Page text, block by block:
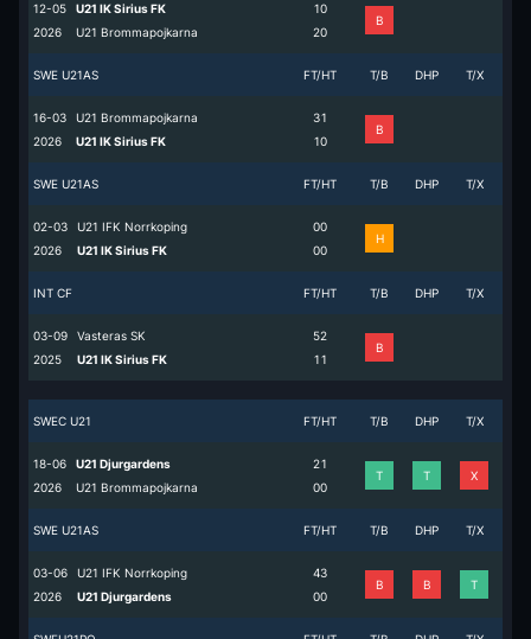
12-05
2026
U21 IK Sirius FK
U21 Brommapojkarna
1
2
0
0
B
SWE U21AS FT/HT T/B DHP T/X
16-03
2026
U21 Brommapojkarna
U21 IK Sirius FK
3
1
1
0
B
SWE U21AS FT/HT T/B DHP T/X
02-03
2026
U21 IFK Norrkoping
U21 IK Sirius FK
0
0
0
0
H
INT CF FT/HT T/B DHP T/X
03-09
2025
Vasteras SK
U21 IK Sirius FK
5
1
2
1
B
SWEC U21 FT/HT T/B DHP T/X
18-06
2026
U21 Djurgardens
U21 Brommapojkarna
2
0
1
0
T T X
SWE U21AS FT/HT T/B DHP T/X
03-06
2026
U21 IFK Norrkoping
U21 Djurgardens
4
0
3
0
B B T